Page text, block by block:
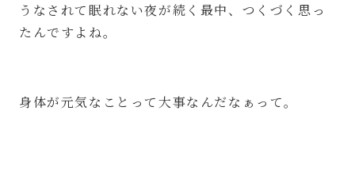
うなされて眠れない夜が続く最中、つくづく思っ
たんですよね。
身体が元気なことって大事なんだなぁって。